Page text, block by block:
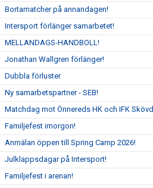
Bortamatcher på annandagen!
Intersport förlänger samarbetet!
MELLANDAGS-HANDBOLL!
Jonathan Wallgren förlänger!
Dubbla förluster
Ny samarbetspartner - SEB!
Matchdag mot Önnereds HK och IFK
Familjefest imorgon!
Anmälan öppen till Spring Camp 2026!
Julklappsdagar på Intersport!
Familjefest i arenan!